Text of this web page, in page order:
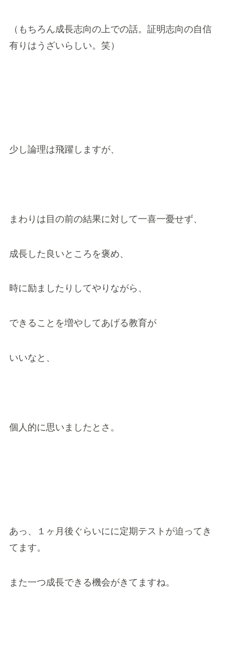
（もちろん成長志向の上での話。証明志向の自信
有りはうざいらしい。笑）
少し論理は飛躍しますが、
まわりは目の前の結果に対して一喜一憂せず、
成長した良いところを褒め、
時に励ましたりしてやりながら、
できることを増やしてあげる教育が
いいなと、
個人的に思いましたとさ。
あっ、１ヶ月後ぐらいにに定期テストが迫ってき
てます。
また一つ成長できる機会がきてますね。